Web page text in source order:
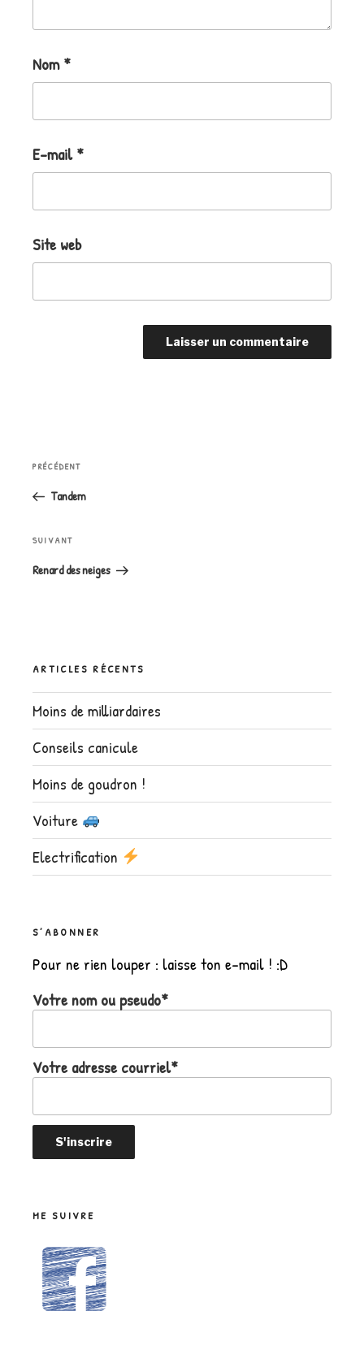
Nom*
E-mail*
Site web
de
l’article
Article
précédent
PRÉCÉDENT
Tandem
Article
suivant
SUIVANT
Renard des neiges
ARTICLES RÉCENTS
Moins de milliardaires
Conseils canicule
Moins de goudron !
Voiture
Electrification
S’ABONNER
Pour ne rien louper : laisse ton e-mail ! :D
Votre nom ou pseudo*
Votre adresse courriel*
ME SUIVRE